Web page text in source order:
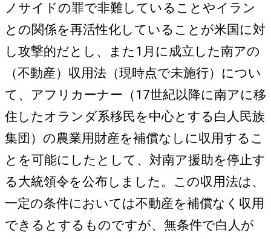
ノサイドの罪で非難していることやイラン
との関係を再活性化していることが米国に対
し攻撃的だとし、また1月に成立した南アの
（不動産）収用法（現時点で未施行）につい
て、アフリカーナー（17世紀以降に南アに移
住したオランダ系移民を中心とする白人民族
集団）の農業用財産を補償なしに収用するこ
とを可能にしたとして、対南ア援助を停止す
る大統領令を公布しました。この収用法は、
一定の条件においては不動産を補償なく収用
できるとするものですが、無条件で白人が